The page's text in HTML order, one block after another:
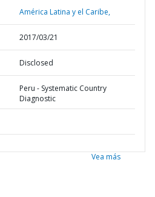
América Latina y el Caribe,
2017/03/21
Disclosed
Peru - Systematic Country
Diagnostic
Vea más